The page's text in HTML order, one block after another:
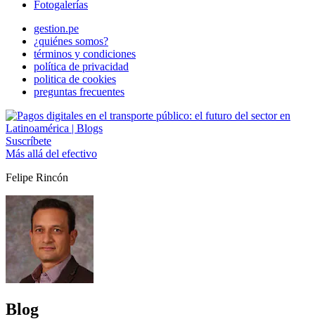
Fotogalerías
gestion.pe
¿quiénes somos?
términos y condiciones
política de privacidad
politica de cookies
preguntas frecuentes
Suscríbete
Más allá del efectivo
Felipe Rincón
Blog